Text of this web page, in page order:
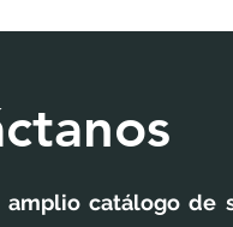
amplio catálogo de